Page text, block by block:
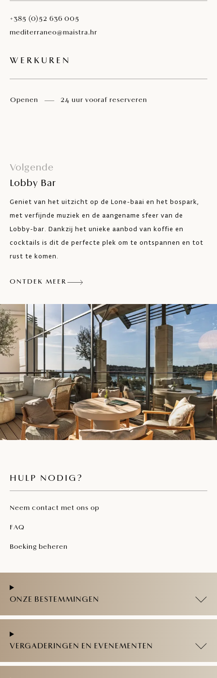
+385 (0)52 636 005
mediterraneo@maistra.hr
WERKUREN
Openen 24 uur vooraf reserveren
Volgende
Lobby Bar
Geniet van het uitzicht op de Lone-baai en het bospark,
met verfijnde muziek en de aangename sfeer van de
Lobby-bar. Dankzij het unieke aanbod van koffie en
cocktails is dit de perfecte plek om te ontspannen en tot
rust te komen.
ONTDEK MEER
HULP NODIG?
Neem contact met ons op
FAQ
Boeking beheren
ONZE BESTEMMINGEN
VERGADERINGEN EN EVENEMENTEN